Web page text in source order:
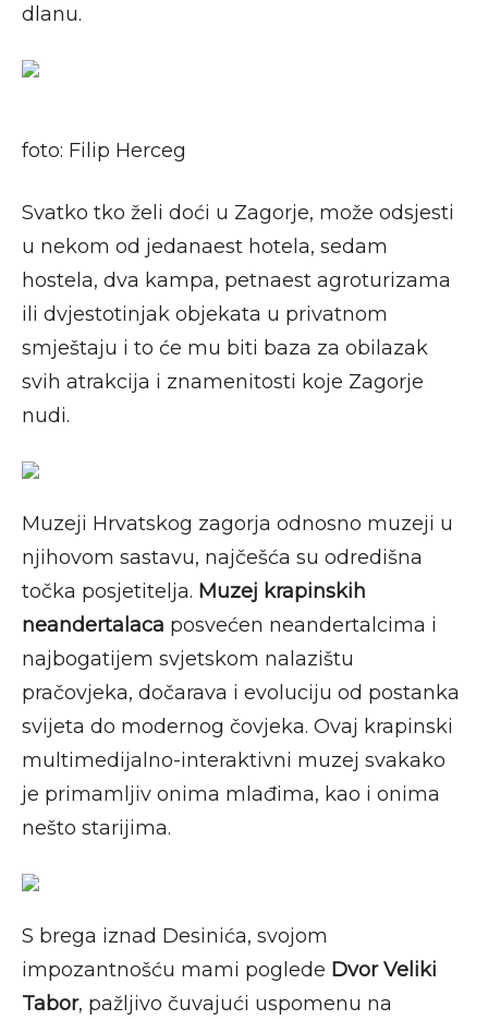
dlanu.
foto: Filip Herceg
Svatko tko želi doći u Zagorje, može odsjesti
u nekom od jedanaest hotela, sedam
hostela, dva kampa, petnaest agroturizama
ili dvjestotinjak objekata u privatnom
smještaju i to će mu biti baza za obilazak
svih atrakcija i znamenitosti koje Zagorje
nudi.
Muzeji Hrvatskog zagorja odnosno muzeji u
njihovom sastavu, najčešća su odredišna
točka posjetitelja. Muzej krapinskih
neandertalaca posvećen neandertalcima i
najbogatijem svjetskom nalazištu
pračovjeka, dočarava i evoluciju od postanka
svijeta do modernog čovjeka. Ovaj krapinski
multimedijalno-interaktivni muzej svakako
je primamljiv onima mlađima, kao i onima
nešto starijima.
S brega iznad Desinića, svojom
impozantnošću mami poglede Dvor Veliki
Tabor, pažljivo čuvajući uspomenu na